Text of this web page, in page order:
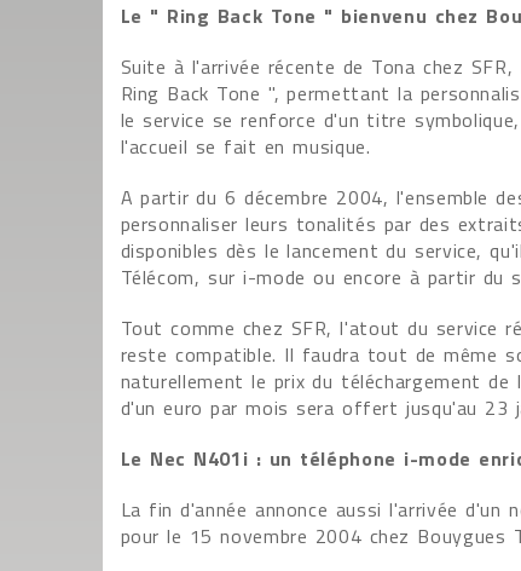
Le " Ring Back Tone " bienvenu chez
Suite à l'arrivée récente de Tona chez
Ring Back Tone ", permettant la
le service se renforce d'un titre
l'accueil se fait en musique.
A partir du 6 décembre 2004, l'ensemble
personnaliser leurs tonalités par des
disponibles dès le lancement du service,
Télécom, sur i-mode ou encore à partir du
Tout comme chez SFR, l'atout du service
reste compatible. Il faudra tout de même
naturellement le prix du téléchargement
d'un euro par mois sera offert jusqu'au 23
Le Nec N401i : un téléphone i-mode
La fin d'année annonce aussi l'arrivée d'un
pour le 15 novembre 2004 chez Bouygues